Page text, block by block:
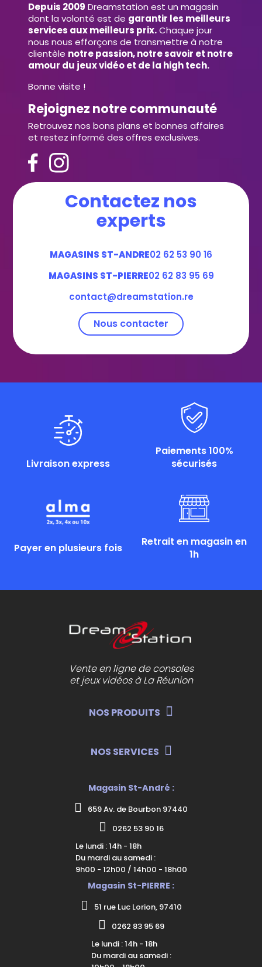
Depuis 2009 Dreamstation est un magasin
dont la volonté est de garantir les meilleurs
services aux meilleurs prix.Chaque jour
nous nous efforçons de transmettre à notre
clientèle notre passion, notre savoir et notre
amour du jeux vidéo et de la high tech.
Bonne visite !
Rejoignez notre communauté
Retrouvez nos bons plans et bonnes affaires
et restez informé des offres exclusives.
Contactez nos
experts
MAGASINS ST-ANDRE02 62 53 90 16
MAGASINS ST-PIERRE02 62 83 95 69
contact@dreamstation.re
Nous contacter
Livraison express
Paiements 100%
sécurisés
Payer en plusieurs fois
Retrait en magasin en
1h
Vente en ligne de consoles
et jeux vidéos à La Réunion
NOS PRODUITS
NOS SERVICES
Magasin St-André :
659 Av. de Bourbon 97440
0262 53 90 16
Le lundi : 14h - 18h
Du mardi au samedi :
9h00 - 12h00 / 14h00 - 18h00
Magasin St-PIERRE :
51 rue Luc Lorion, 97410
0262 83 95 69
Le lundi : 14h - 18h
Du mardi au samedi :